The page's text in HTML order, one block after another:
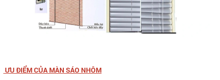
ƯU ĐIỂM CỦA MÀN SÁO NHÔM